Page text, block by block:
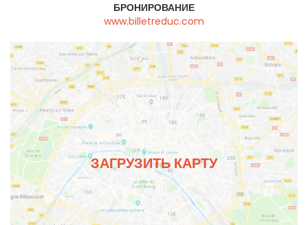
БРОНИРОВАНИЕ
www.billetreduc.com
ЗАГРУЗИТЬ КАРТУ